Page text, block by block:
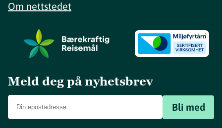
Om nettstedet
Meld deg på nyhetsbrev
Bli med